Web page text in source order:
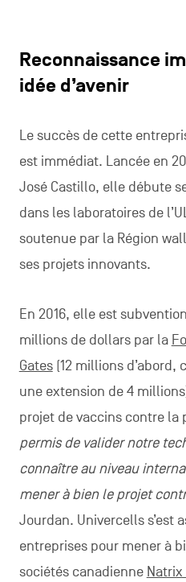
Reconnaissance
idée d’avenir
Le succès de cette
est immédiat. Lancée en
José Castillo, elle débute
dans les laboratoires de
soutenue par la Région
ses projets innovants.
En 2016, elle est
millions de dollars par la
Gates(12 millions d’abord,
une extension de 4
projet de vaccins contre la
permis de valider notre
connaître au niveau
mener à bien le projet
Jourdan. Univercells s’est
entreprises pour mener à
sociétés canadienne Natrix